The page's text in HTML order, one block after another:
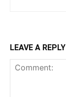
LEAVE A REPLY